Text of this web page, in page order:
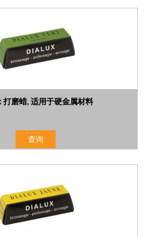
打磨蜡, 适用于硬金属材料
查询